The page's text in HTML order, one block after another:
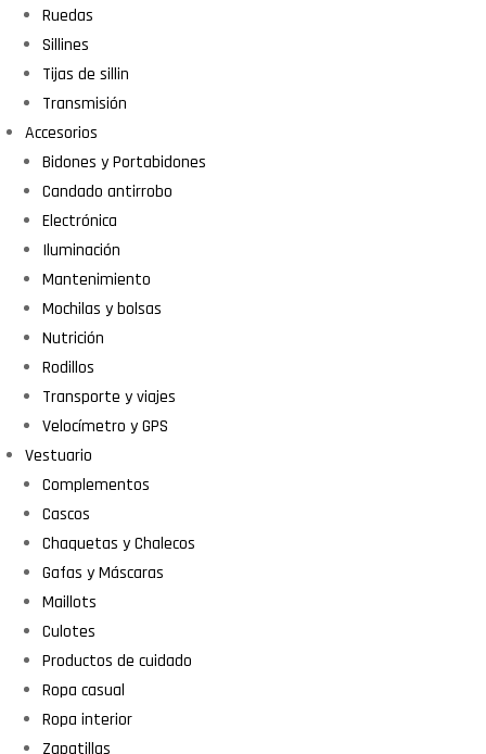
Ruedas
Sillines
Tijas de sillin
Transmisión
Accesorios
Bidones y Portabidones
Candado antirrobo
Electrónica
Iluminación
Mantenimiento
Mochilas y bolsas
Nutrición
Rodillos
Transporte y viajes
Velocímetro y GPS
Vestuario
Complementos
Cascos
Chaquetas y Chalecos
Gafas y Máscaras
Maillots
Culotes
Productos de cuidado
Ropa casual
Ropa interior
Zapatillas